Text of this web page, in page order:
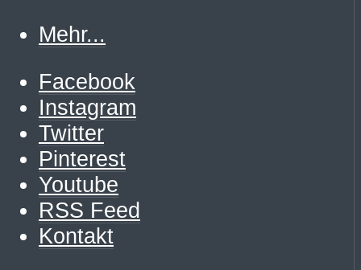
Mehr...
Facebook
Instagram
Twitter
Pinterest
Youtube
RSS Feed
Kontakt